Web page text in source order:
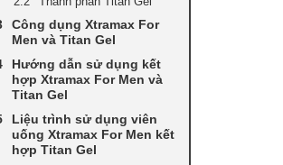
Công dụng Xtramax For
Men và Titan Gel
Hướng dẫn sử dụng kết
hợp Xtramax For Men và
Titan Gel
Liệu trình sử dụng viên
uống Xtramax For Men kết
hợp Titan Gel